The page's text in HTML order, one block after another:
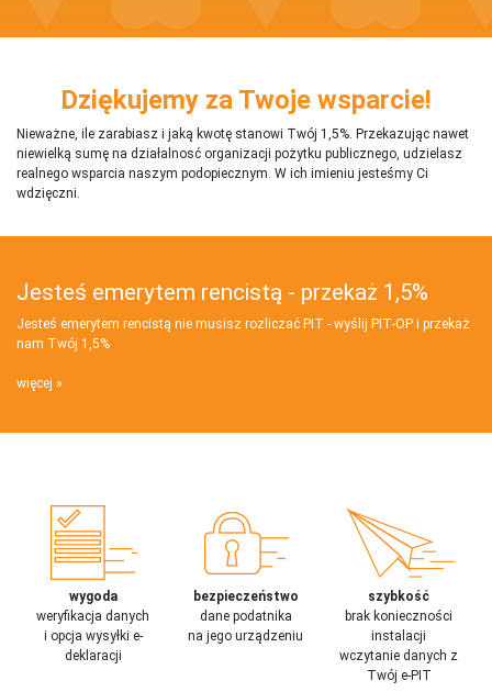
Dziękujemy za Twoje wsparcie!
Nieważne, ile zarabiasz i jaką kwotę stanowi Twój 1,5%. Przekazując nawet
niewielką sumę na działalnosć organizacji pożytku publicznego, udzielasz
realnego wsparcia naszym podopiecznym. W ich imieniu jesteśmy Ci
wdzięczni.
Jesteś emerytem rencistą - przekaż 1,5%
Jesteś emerytem rencistą nie musisz rozliczać PIT - wyślij PIT‑OP i przekaż
nam Twój 1,5%
więcej
wygoda
weryfikacja danych
i opcja wysyłki e-
deklaracji
bezpieczeństwo
dane podatnika
na jego urządzeniu
szybkość
brak konieczności
instalacji
wczytanie danych z
Twój e-PIT